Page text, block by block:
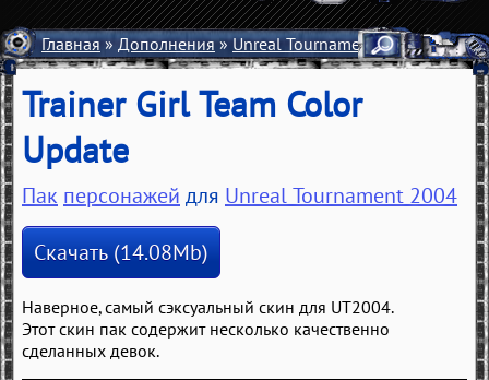
Главная»Дополнения»Unreal Tournament 2004»
Trainer Girl Team Color
Update
Пак персонажей для Unreal Tournament 2004
Скачать (14.08Mb)
Наверное, самый сэксуальный скин для UT2004.
Этот скин пак содержит несколько качественно
сделанных девок.